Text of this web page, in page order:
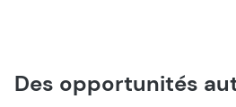
Des opportunités